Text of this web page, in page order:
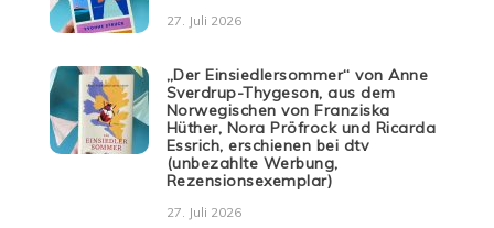
27. Juli 2026
„Der Einsiedlersommer“ von Anne
Sverdrup-Thygeson, aus dem
Norwegischen von Franziska
Hüther, Nora Pröfrock und Ricarda
Essrich, erschienen bei dtv
(unbezahlte Werbung,
Rezensionsexemplar)
27. Juli 2026